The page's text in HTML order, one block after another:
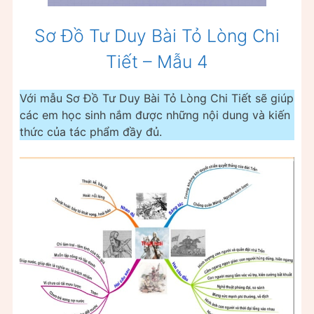
Sơ Đồ Tư Duy Bài Tỏ Lòng Chi
Tiết – Mẫu 4
Với mẫu Sơ Đồ Tư Duy Bài Tỏ Lòng Chi Tiết sẽ giúp
các em học sinh nắm được những nội dung và kiến
thức của tác phẩm đầy đủ.